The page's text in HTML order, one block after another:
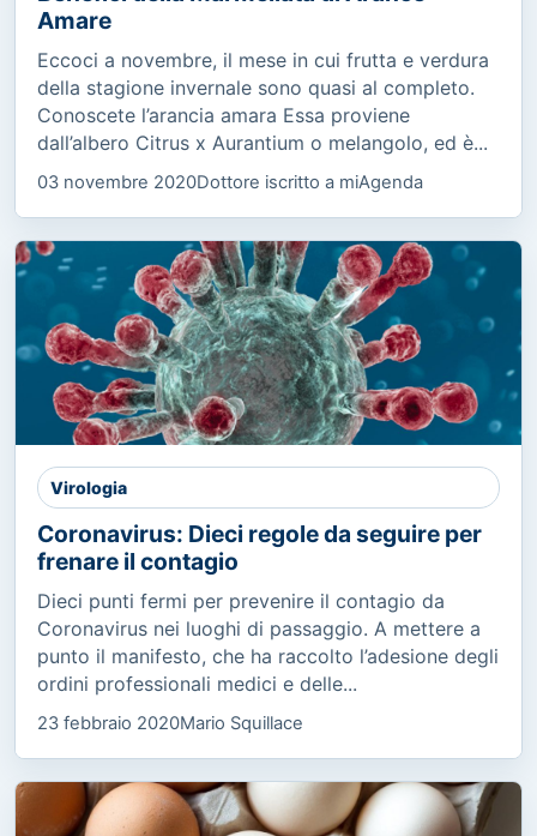
Amare
Eccoci a novembre, il mese in cui frutta e verdura
della stagione invernale sono quasi al completo.
Conoscete l’arancia amara Essa proviene
dall’albero Citrus x Aurantium o melangolo, ed è...
03 novembre 2020Dottore iscritto a miAgenda
Virologia
Coronavirus: Dieci regole da seguire per
frenare il contagio
Dieci punti fermi per prevenire il contagio da
Coronavirus nei luoghi di passaggio. A mettere a
punto il manifesto, che ha raccolto l’adesione degli
ordini professionali medici e delle...
23 febbraio 2020Mario Squillace